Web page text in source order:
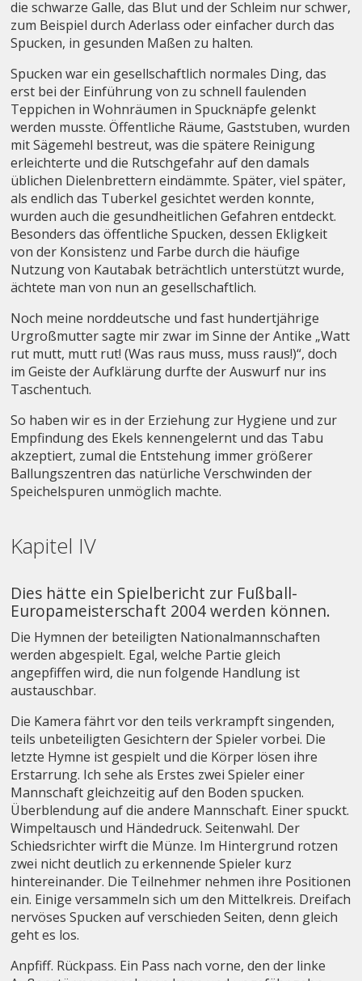
die schwarze Galle, das Blut und der Schleim nur schwer,
zum Beispiel durch Aderlass oder einfacher durch das
Spucken, in gesunden Maßen zu halten.
Spucken war ein gesellschaftlich normales Ding, das
erst bei der Einführung von zu schnell faulenden
Teppichen in Wohnräumen in Spucknäpfe gelenkt
werden musste. Öffentliche Räume, Gaststuben, wurden
mit Sägemehl bestreut, was die spätere Reinigung
erleichterte und die Rutschgefahr auf den damals
üblichen Dielenbrettern eindämmte. Später, viel später,
als endlich das Tuberkel gesichtet werden konnte,
wurden auch die gesundheitlichen Gefahren entdeckt.
Besonders das öffentliche Spucken, dessen Ekligkeit
von der Konsistenz und Farbe durch die häufige
Nutzung von Kautabak beträchtlich unterstützt wurde,
ächtete man von nun an gesellschaftlich.
Noch meine norddeutsche und fast hundertjährige
Urgroßmutter sagte mir zwar im Sinne der Antike „Watt
rut mutt, mutt rut! (Was raus muss, muss raus!)“, doch
im Geiste der Aufklärung durfte der Auswurf nur ins
Taschentuch.
So haben wir es in der Erziehung zur Hygiene und zur
Empfindung des Ekels kennengelernt und das Tabu
akzeptiert, zumal die Entstehung immer größerer
Ballungszentren das natürliche Verschwinden der
Speichelspuren unmöglich machte.
Kapitel IV
Dies hätte ein Spielbericht zur Fußball-
Europameisterschaft 2004 werden können.
Die Hymnen der beteiligten Nationalmannschaften
werden abgespielt. Egal, welche Partie gleich
angepfiffen wird, die nun folgende Handlung ist
austauschbar.
Die Kamera fährt vor den teils verkrampft singenden,
teils unbeteiligten Gesichtern der Spieler vorbei. Die
letzte Hymne ist gespielt und die Körper lösen ihre
Erstarrung. Ich sehe als Erstes zwei Spieler einer
Mannschaft gleichzeitig auf den Boden spucken.
Überblendung auf die andere Mannschaft. Einer spuckt.
Wimpeltausch und Händedruck. Seitenwahl. Der
Schiedsrichter wirft die Münze. Im Hintergrund rotzen
zwei nicht deutlich zu erkennende Spieler kurz
hintereinander. Die Teilnehmer nehmen ihre Positionen
ein. Einige versammeln sich um den Mittelkreis. Dreifach
nervöses Spucken auf verschieden Seiten, denn gleich
geht es los.
Anpfiff. Rückpass. Ein Pass nach vorne, den der linke